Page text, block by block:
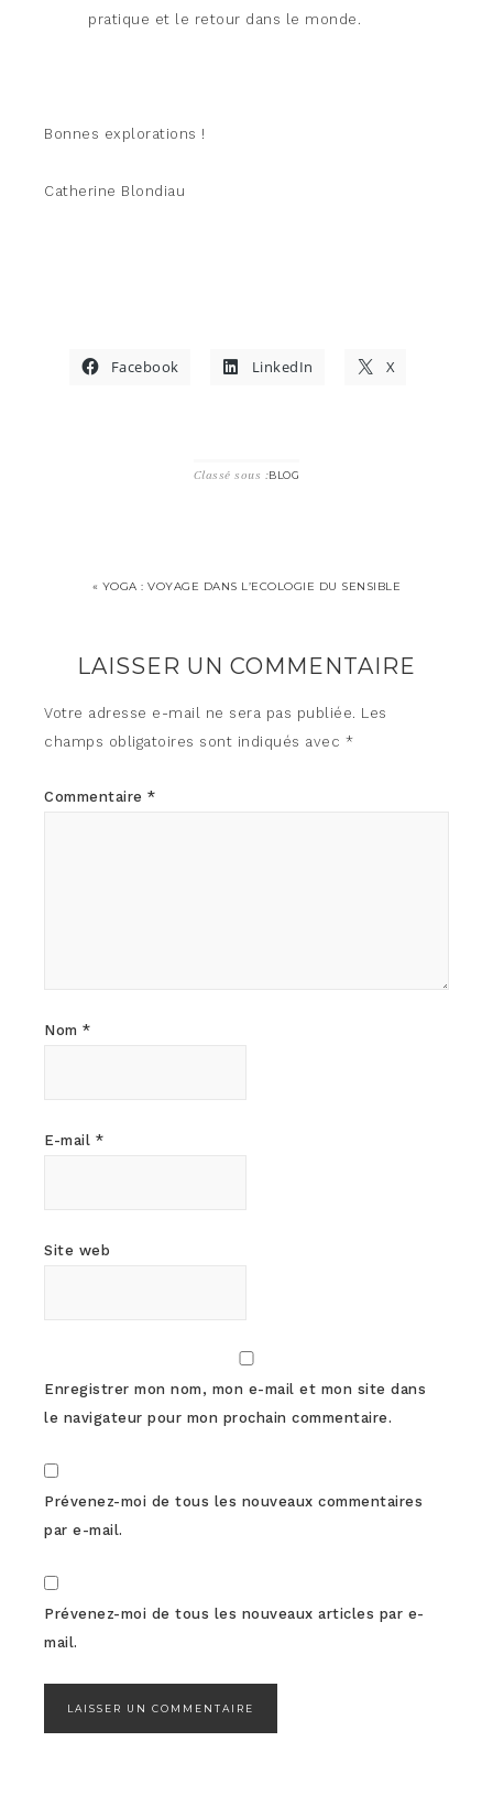
pratique et le retour dans le monde.
Bonnes explorations !
Catherine Blondiau
Facebook LinkedIn X
Classé sous :BLOG
« YOGA : VOYAGE DANS L’ECOLOGIE DU SENSIBLE
LAISSER UN COMMENTAIRE
Votre adresse e-mail ne sera pas publiée. Les
champs obligatoires sont indiqués avec *
Commentaire *
Nom *
E-mail *
Site web
Enregistrer mon nom, mon e-mail et mon site dans
le navigateur pour mon prochain commentaire.
Prévenez-moi de tous les nouveaux commentaires
par e-mail.
Prévenez-moi de tous les nouveaux articles par e-
mail.